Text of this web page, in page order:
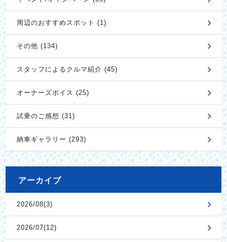
周辺のおすすめスポット (1)
その他 (134)
スタッフによるクルマ紹介 (45)
オーナーズボイス (25)
試乗のご感想 (31)
納車ギャラリー (293)
アーカイブ
2026/08(3)
2026/07(12)